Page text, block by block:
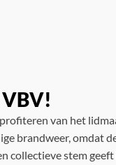
van het
brandweer, omdat
collectieve stem